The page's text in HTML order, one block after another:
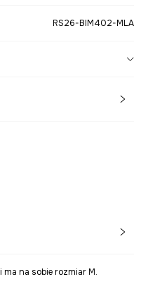
RS26-BIM402-MLA
na sobie rozmiar M.